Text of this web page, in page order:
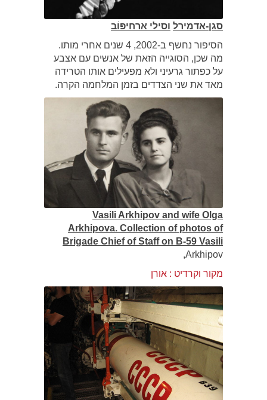
סגן-אדמירל וסילי ארחיפּוֹב
הסיפור נחשף ב-2002, 4 שנים אחרי מותו.
מה שכן, הסוגייה הזאת של אנשים עם אצבע
על כפתור גרעיני ולא מפעילים אותו הטרידה
מאד את שני הצדדים בזמן המלחמה הקרה.
Vasili Arkhipov and wife Olga
Arkhipova. Collection of photos of
Brigade Chief of Staff on B-59 Vasili
Arkhipov,
מקור וקרדיט : אורן